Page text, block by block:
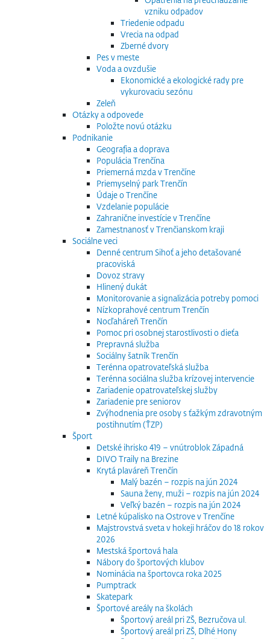
vzniku odpadov
Triedenie odpadu
Vrecia na odpad
Zberné dvory
Pes v meste
Voda a ovzdušie
Ekonomické a ekologické rady pre
vykurovaciu sezónu
Zeleň
Otázky a odpovede
Položte novú otázku
Podnikanie
Geografia a doprava
Populácia Trenčína
Priemerná mzda v Trenčíne
Priemyselný park Trenčín
Údaje o Trenčíne
Vzdelanie populácie
Zahranične investície v Trenčíne
Zamestnanosť v Trenčianskom kraji
Sociálne veci
Denné centrum Sihoť a jeho detašované
pracoviská
Dovoz stravy
Hlinený dukát
Monitorovanie a signalizácia potreby pomoci
Nízkoprahové centrum Trenčín
Nocľaháreň Trenčín
Pomoc pri osobnej starostlivosti o dieťa
Prepravná služba
Sociálny šatník Trenčín
Terénna opatrovateľská služba
Terénna sociálna služba krízovej intervencie
Zariadenie opatrovateľskej služby
Zariadenie pre seniorov
Zvýhodnenia pre osoby s ťažkým zdravotným
postihnutím (ŤZP)
Šport
Detské ihrisko 419 – vnútroblok Západná
DIVO Traily na Brezine
Krytá plaváreň Trenčín
Malý bazén – rozpis na jún 2024
Sauna ženy, muži – rozpis na jún 2024
Veľký bazén – rozpis na jún 2024
Letné kúpalisko na Ostrove v Trenčíne
Majstrovstvá sveta v hokeji hráčov do 18 rokov
2026
Mestská športová hala
Nábory do športových klubov
Nominácia na športovca roka 2025
Pumptrack
Skatepark
Športové areály na školách
Športový areál pri ZŠ, Bezručova ul.
Športový areál pri ZŠ, Dlhé Hony